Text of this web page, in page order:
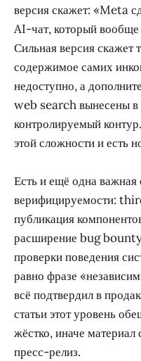
версия скажет: «Meta
AI-чат, который вообще
Сильная версия скажет
содержимое самих
недоступно, а
web search вынесены в
контролируемый
этой сложности и есть
Есть и ещё одна
верифицируемости:
публикация
расширение bug
проверки поведения
равно фразе
всё подтвердил в
статьи этот уровень
жёстко, иначе материал
пресс-релиз.